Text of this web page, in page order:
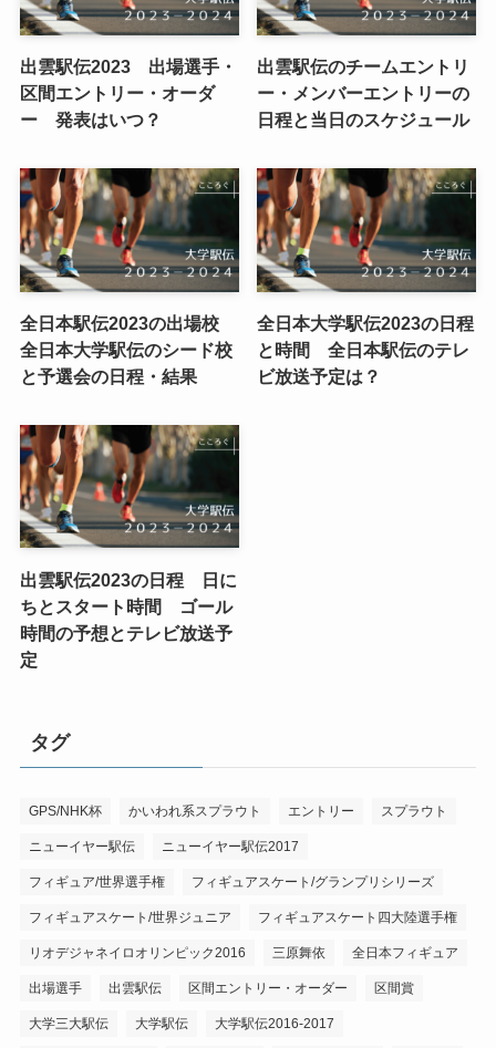
出雲駅伝2023 出場選手・
区間エントリー・オーダ
ー 発表はいつ？
出雲駅伝のチームエントリ
ー・メンバーエントリーの
日程と当日のスケジュール
全日本駅伝2023の出場校
全日本大学駅伝のシード校
と予選会の日程・結果
全日本大学駅伝2023の日程
と時間 全日本駅伝のテレ
ビ放送予定は？
出雲駅伝2023の日程 日に
ちとスタート時間 ゴール
時間の予想とテレビ放送予
定
タグ
GPS/NHK杯 かいわれ系スプラウト エントリー スプラウト
ニューイヤー駅伝 ニューイヤー駅伝2017
フィギュア/世界選手権 フィギュアスケート/グランプリシリーズ
フィギュアスケート/世界ジュニア フィギュアスケート四大陸選手権
リオデジャネイロオリンピック2016 三原舞依 全日本フィギュア
出場選手 出雲駅伝 区間エントリー・オーダー 区間賞
大学三大駅伝 大学駅伝 大学駅伝2016-2017